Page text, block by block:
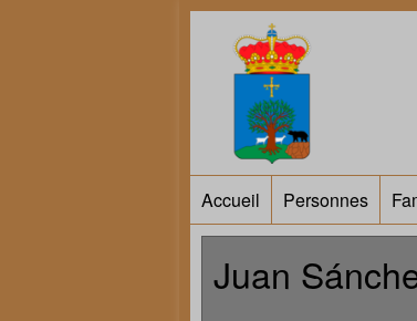
Accueil Personnes
Juan